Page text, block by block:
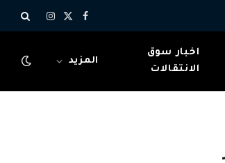
فيسبوك
X
الانستغرام
اخبار سوق
الانتقالات
المزيد